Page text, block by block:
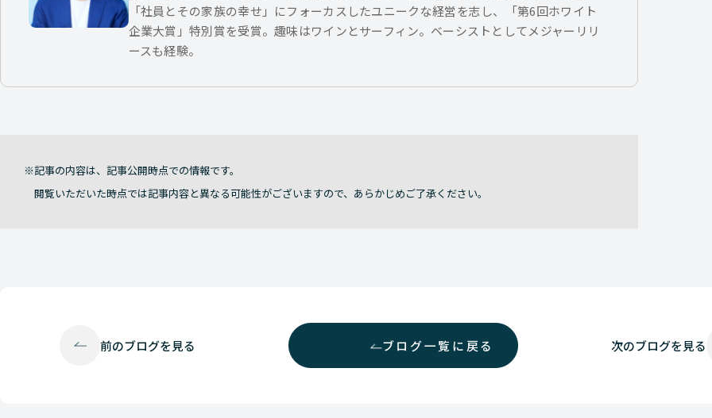
「社員とその家族の幸せ」にフォーカスしたユニークな経営を志し、「第6回ホワイト
企業大賞」特別賞を受賞。趣味はワインとサーフィン。ベーシストとしてメジャーリリ
ースも経験。
記事の内容は、記事公開時点での情報です。
閲覧いただいた時点では記事内容と異なる可能性がございますので、あらかじめご了承ください。
前のブログを見る ブログ一覧に戻る 次のブログを見る